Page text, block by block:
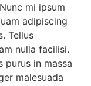
mi ipsum
adipiscing
Tellus
nulla facilisi.
purus in massa
malesuada